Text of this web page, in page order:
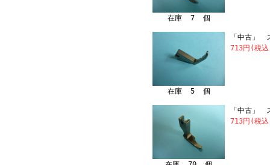
在庫 7 個
在庫 5 個
「中古」
713円(税
「中古」
713円(税